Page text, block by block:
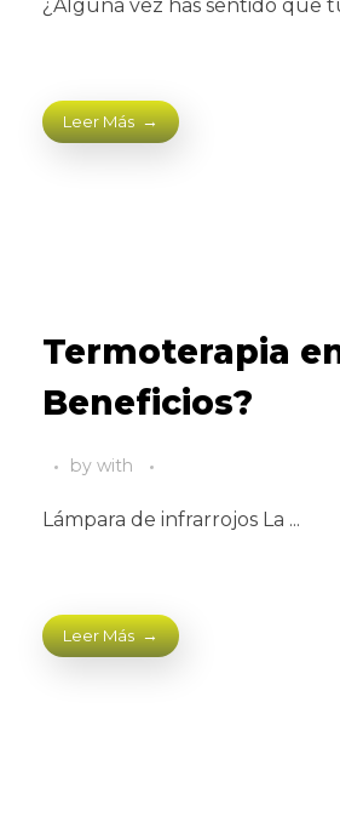
¿Alguna vez has sentido que
Leer Más
Termoterapia
Beneficios?
by with
Lámpara de infrarrojos La ...
Leer Más